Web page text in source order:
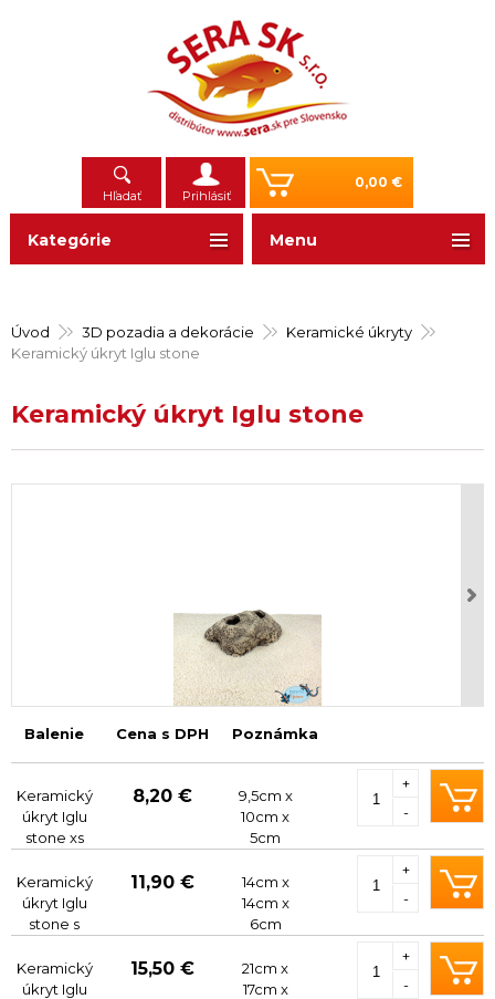
Hľadať Prihlásiť
0,00 €
Úvod 3D pozadia a dekorácie
Keramické úkryty
Keramický úkryt Iglu stone
Keramický úkryt Iglu stone
Balenie Cena s DPH Poznámka
Keramický
úkryt Iglu
stone xs
8,20 €
9,5cm x
10cm x
5cm
-
+
Keramický
úkryt Iglu
stone s
11,90 €
14cm x
14cm x
6cm
-
+
Keramický
úkryt Iglu
15,50 €
21cm x
17cm x
-
+
Kategórie Menu